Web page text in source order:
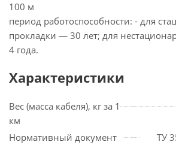
100 м
период работоспособности: - для
прокладки — 30 лет; для
4 года.
Характеристики
Вес (масса кабеля), кг за 1
км
Нормативный документ
ТУ